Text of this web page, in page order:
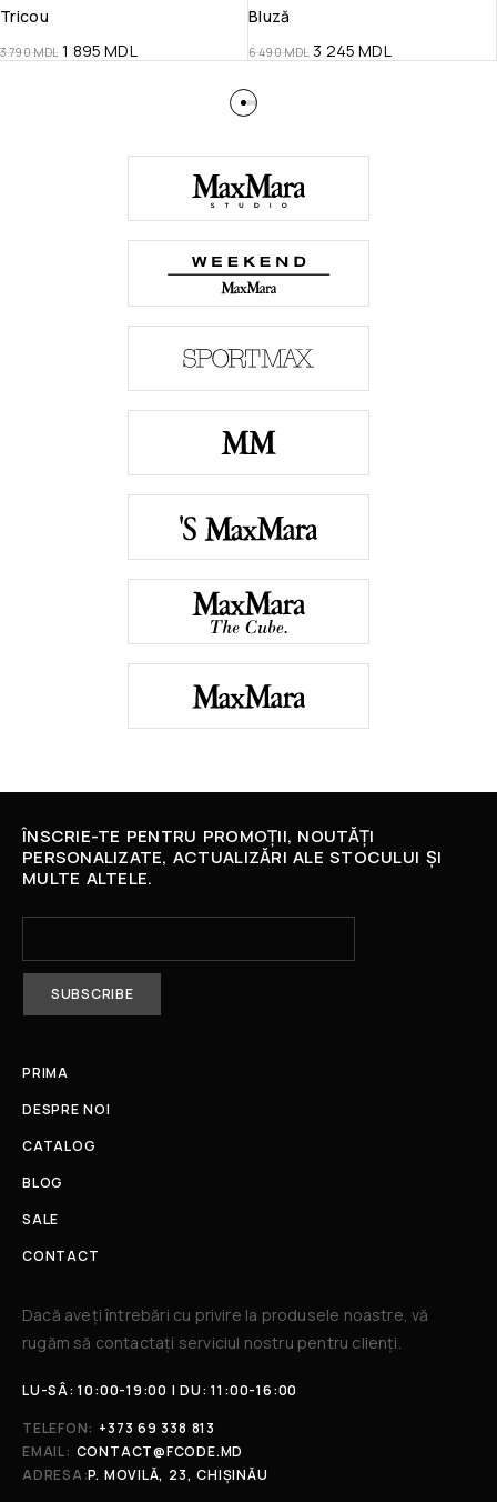
Tricou
3 790MDL 1 895MDL
Bluză
6 490MDL 3 245MDL
ÎNSCRIE-TE PENTRU PROMOȚII, NOUTĂȚI
PERSONALIZATE, ACTUALIZĂRI ALE STOCULUI ȘI
MULTE ALTELE.
PRIMA
DESPRE NOI
CATALOG
BLOG
SALE
CONTACT
Dacă aveți întrebări cu privire la produsele noastre, vă
rugăm să contactați serviciul nostru pentru clienți.​
LU-SÂ: 10:00-19:00 | DU: 11:00-16:00
TELEFON: +373 69 338 813
EMAIL: CONTACT@FCODE.MD
ADRESA:P. MOVILĂ, 23, CHIȘINĂU